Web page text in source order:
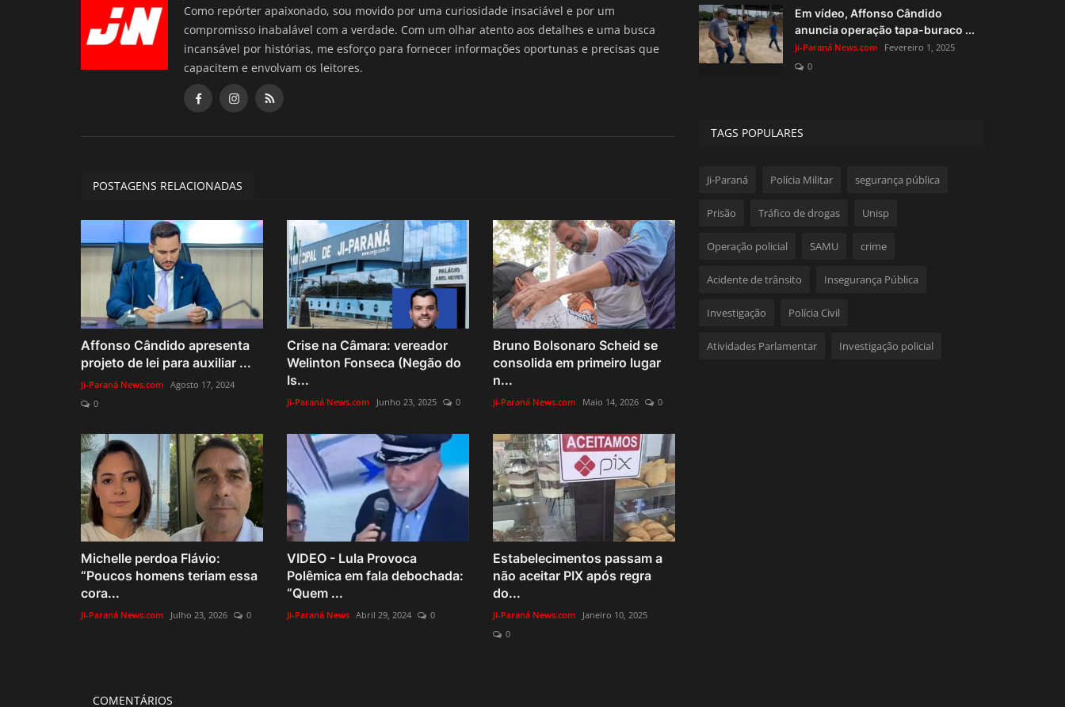
Como repórter apaixonado, sou movido por uma curiosidade insaciável e por um
compromisso inabalável com a verdade. Com um olhar atento aos detalhes e uma busca
incansável por histórias, me esforço para fornecer informações oportunas e precisas que
capacitem e envolvam os leitores.
POSTAGENS RELACIONADAS
Affonso Cândido apresenta
projeto de lei para auxiliar ...
Ji-Paraná News.com Agosto 17, 2024
0
Crise na Câmara: vereador
Welinton Fonseca (Negão do
Is...
Ji-Paraná News.com Junho 23, 2025 0
Bruno Bolsonaro Scheid se
consolida em primeiro lugar
n...
Ji-Paraná News.com Maio 14, 2026 0
Michelle perdoa Flávio:
“Poucos homens teriam essa
cora...
Ji-Paraná News.com Julho 23, 2026 0
VIDEO - Lula Provoca
Polêmica em fala debochada:
“Quem ...
Ji-Paraná News Abril 29, 2024 0
Estabelecimentos passam a
não aceitar PIX após regra
do...
Ji-Paraná News.com
Janeiro 10, 2025
0
COMENTÁRIOS
Em vídeo, Affonso Cândido
anuncia operação tapa-buraco ...
Ji-Paraná News.com
Fevereiro 1, 2025
0
TAGS POPULARES
Ji-Paraná Polícia Militar segurança pública
Prisão Tráfico de drogas Unisp
Operação policial SAMU crime
Acidente de trânsito Insegurança Pública
Investigação Polícia Civil
Atividades Parlamentar Investigação policial